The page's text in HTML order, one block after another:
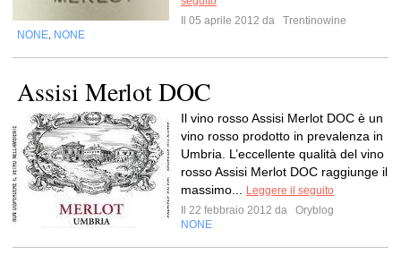
Il 05 aprile 2012 da
Trentinowine
NONE NONE
Assisi Merlot DOC
Il vino rosso Assisi Merlot DOC è un
vino rosso prodotto in prevalenza in
Umbria. L’eccellente qualità del vino
rosso Assisi Merlot DOC raggiunge il
massimo...
Leggere il seguito
Il 22 febbraio 2012 da
Oryblog
NONE